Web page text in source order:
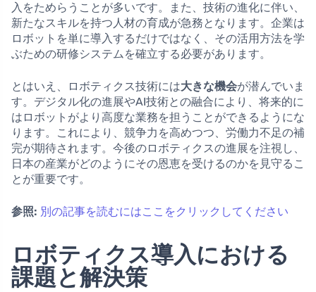
入をためらうことが多いです。また、技術の進化に伴い、
新たなスキルを持つ人材の育成が急務となります。企業は
ロボットを単に導入するだけではなく、その活用方法を学
ぶための研修システムを確立する必要があります。
とはいえ、ロボティクス技術には大きな機会が潜んでいま
す。デジタル化の進展やAI技術との融合により、将来的に
はロボットがより高度な業務を担うことができるようにな
ります。これにより、競争力を高めつつ、労働力不足の補
完が期待されます。今後のロボティクスの進展を注視し、
日本の産業がどのようにその恩恵を受けるのかを見守るこ
とが重要です。
参照: 別の記事を読むにはここをクリックしてください
ロボティクス導入における
課題と解決策